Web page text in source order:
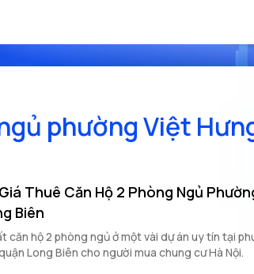
phường Việt
Thuê Căn Hộ 2 Phòng Ngủ
Biên
căn hộ 2 phòng ngủ ở một vài dự án uy tín tại
Long Biên cho người mua chung cư Hà Nội.